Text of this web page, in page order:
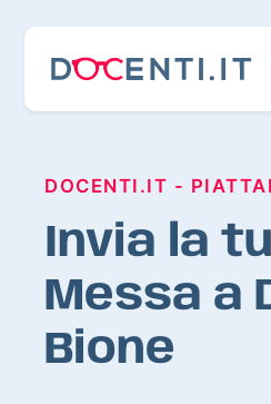
DOCENTI.IT -
Invia la
Messa a
Bione